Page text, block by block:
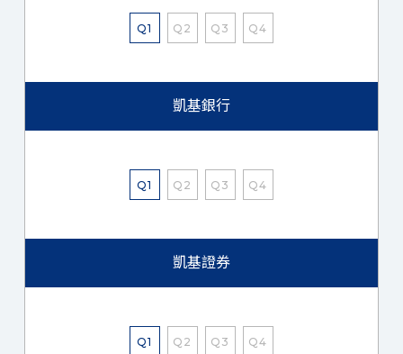
Q1 Q2 Q3 Q4
凱基銀行
Q1 Q2 Q3 Q4
凱基證券
Q1 Q2 Q3 Q4